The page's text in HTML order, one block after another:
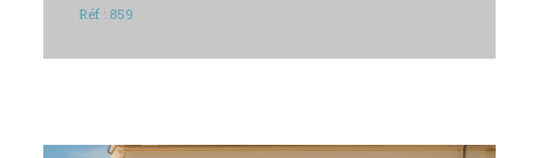
Réf : 859